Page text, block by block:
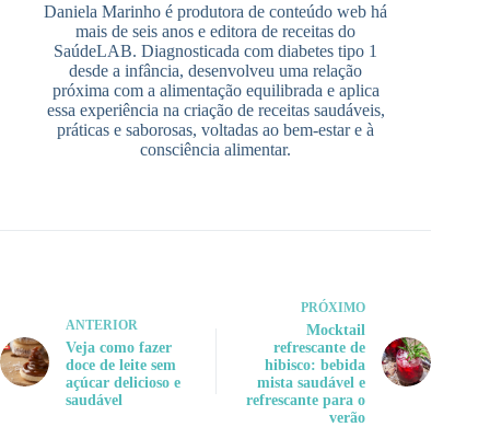
Daniela Marinho é produtora de conteúdo web há
mais de seis anos e editora de receitas do
SaúdeLAB. Diagnosticada com diabetes tipo 1
desde a infância, desenvolveu uma relação
próxima com a alimentação equilibrada e aplica
essa experiência na criação de receitas saudáveis,
práticas e saborosas, voltadas ao bem-estar e à
consciência alimentar.
ANTERIOR
Veja como fazer
doce de leite sem
açúcar delicioso e
saudável
PRÓXIMO
Mocktail
refrescante de
hibisco: bebida
mista saudável e
refrescante para o
verão